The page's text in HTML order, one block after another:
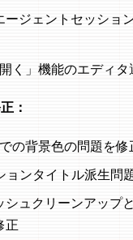
ージェントセッショ
く」機能のエディ
：
の背景色の問題を修
ョンタイトル派生
シュクリーンアップ
正